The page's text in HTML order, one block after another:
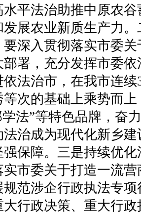
平法治助推中原农
展农业新质生产力
深入贯彻落实市委
部署，充分发挥市委
依法治市，在我市连
次的基础上乘势而
法”等特色品牌，奋
治成为现代化新乡
保障。三是持续优
市委关于打造一流
范涉企行政执法专
行政决策、重大行